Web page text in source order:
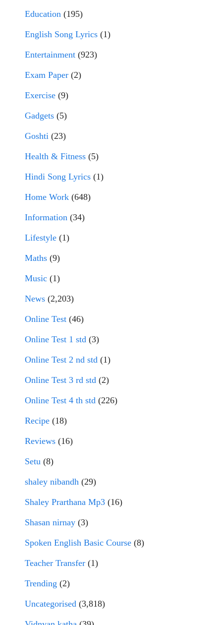
Education (195)
English Song Lyrics (1)
Entertainment (923)
Exam Paper (2)
Exercise (9)
Gadgets (5)
Goshti (23)
Health & Fitness (5)
Hindi Song Lyrics (1)
Home Work (648)
Information (34)
Lifestyle (1)
Maths (9)
Music (1)
News (2,203)
Online Test (46)
Online Test 1 std (3)
Online Test 2 nd std (1)
Online Test 3 rd std (2)
Online Test 4 th std (226)
Recipe (18)
Reviews (16)
Setu (8)
shaley nibandh (29)
Shaley Prarthana Mp3 (16)
Shasan nirnay (3)
Spoken English Basic Course (8)
Teacher Transfer (1)
Trending (2)
Uncategorised (3,818)